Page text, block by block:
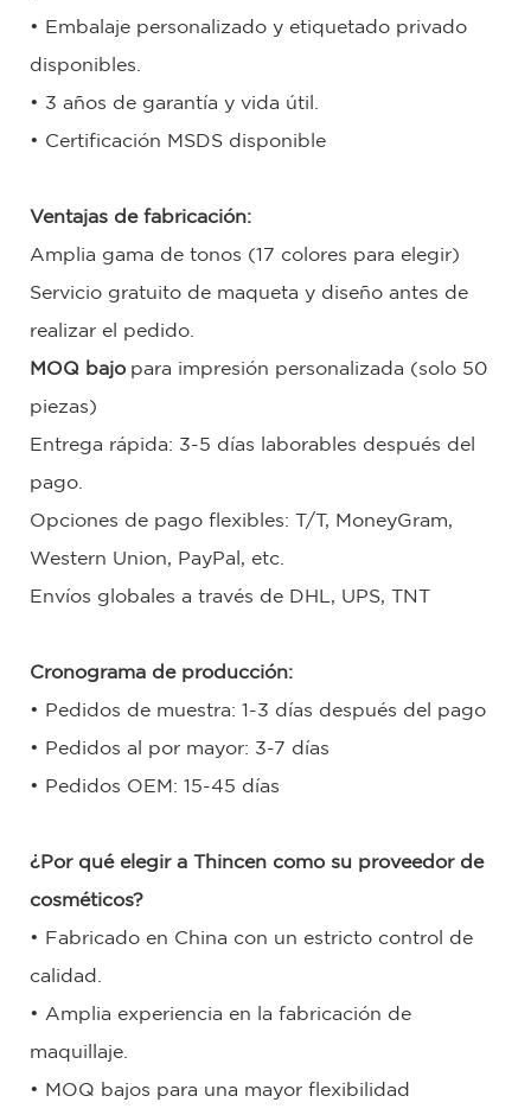
• Embalaje personalizado y etiquetado privado
disponibles.
• 3 años de garantía y vida útil.
• Certificación MSDS disponible
Ventajas de fabricación:
Amplia gama de tonos (17 colores para elegir)
Servicio gratuito de maqueta y diseño antes de
realizar el pedido.
MOQ bajo para impresión personalizada (solo 50
piezas)
Entrega rápida: 3-5 días laborables después del
pago.
Opciones de pago flexibles: T/T, MoneyGram,
Western Union, PayPal, etc.
Envíos globales a través de DHL, UPS, TNT
Cronograma de producción:
• Pedidos de muestra: 1-3 días después del pago
• Pedidos al por mayor: 3-7 días
• Pedidos OEM: 15-45 días
¿Por qué elegir a Thincen como su proveedor de
cosméticos?
• Fabricado en China con un estricto control de
calidad.
• Amplia experiencia en la fabricación de
maquillaje.
• MOQ bajos para una mayor flexibilidad